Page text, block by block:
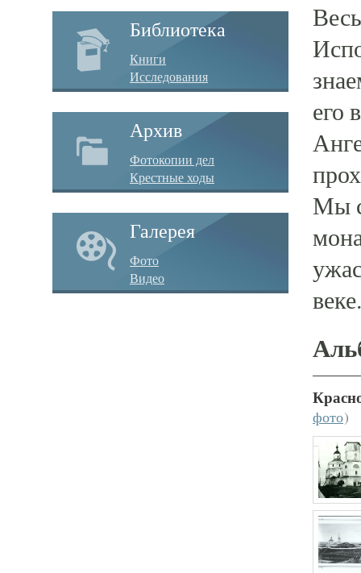
Библиотека
Книги
Исследования
Архив
Фотокопии дел
Крестные ходы
Галерея
Фото
Видео
его
Мы
веке.
фото)